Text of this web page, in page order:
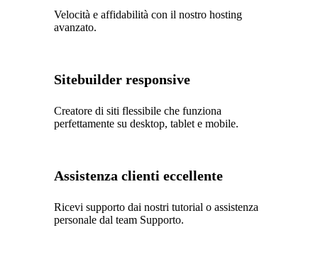
Velocità e affidabilità con il nostro hosting
avanzato.
Sitebuilder responsive
Creatore di siti flessibile che funziona
perfettamente su desktop, tablet e mobile.
Assistenza clienti eccellente
Ricevi supporto dai nostri tutorial o assistenza
personale dal team Supporto.